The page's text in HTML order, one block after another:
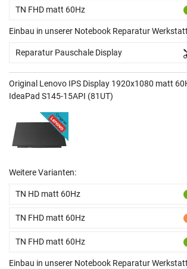
TN FHD matt 60Hz
Einbau in unserer Notebook Reparatur Werkstatt
Reparatur Pauschale Display
Original Lenovo IPS Display 1920x1080 matt
IdeaPad S145-15API (81UT)
Weitere Varianten:
TN HD matt 60Hz
TN FHD matt 60Hz
TN FHD matt 60Hz
Einbau in unserer Notebook Reparatur Werkstatt